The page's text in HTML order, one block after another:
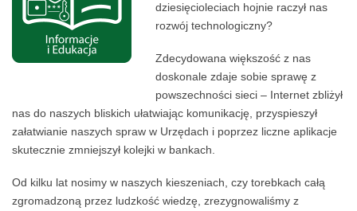
dziesięcioleciach hojnie raczył nas
rozwój technologiczny?
Zdecydowana większość z nas
doskonale zdaje sobie sprawę z
powszechności sieci – Internet zbliżył
nas do naszych bliskich ułatwiając komunikację, przyspieszył
załatwianie naszych spraw w Urzędach i poprzez liczne aplikacje
skutecznie zmniejszył kolejki w bankach.
Od kilku lat nosimy w naszych kieszeniach, czy torebkach całą
zgromadzoną przez ludzkość wiedzę, zrezygnowaliśmy z